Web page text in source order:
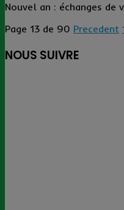
Nouvel an : échanges de
Page 13 de 90 Precedent
NOUS SUIVRE